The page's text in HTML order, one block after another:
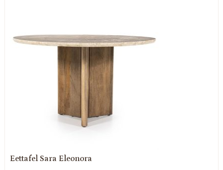
Eettafel Sara Eleonora